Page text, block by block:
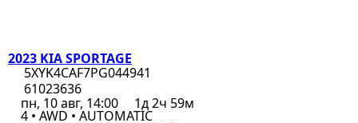
2023 KIA SPORTAGE
5XYK4CAF7PG044941
61023636
пн, 10 авг, 14:00
1д 2ч 59м
4 • AWD • AUTOMATIC